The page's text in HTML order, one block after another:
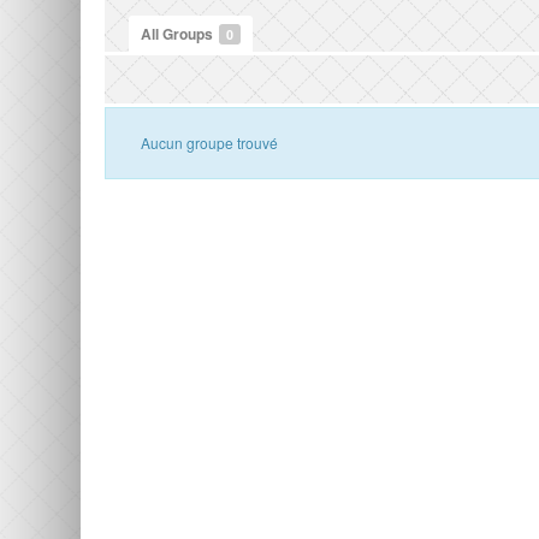
All Groups 0
Aucun groupe trouvé